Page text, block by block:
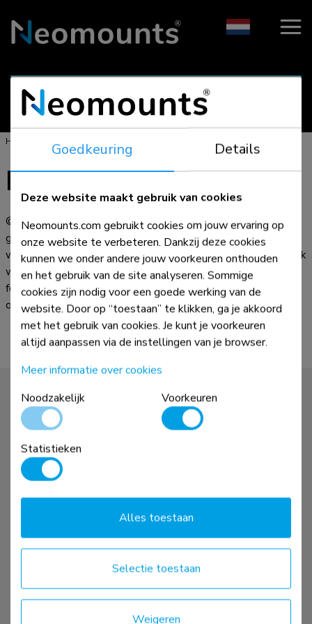
- Bevestigingsoplossingen voor AV & IT -
Home >
Disclaimer
© Alle rechten voorbehouden. Hoewel alles in het werk is
gesteld om de nauwkeurigheid van de informatie op deze
website te garanderen, kan Neomounts niet verantwoordelijk
worden gehouden voor eventuele onnauwkeurigheden,
fouten of weglatingen. De afbeeldingen en informatie zijn
onder voorbehoud van wijzigingen en niet bindend.
Screenfitter
Sales materialen
Contact
Carrière
Goedkeuring Details
Deze website maakt gebruik van cookies
Neomounts.com gebruikt cookies om jouw ervaring op
onze website te verbeteren. Dankzij deze cookies
kunnen we onder andere jouw voorkeuren onthouden
en het gebruik van de site analyseren. Sommige
cookies zijn nodig voor een goede werking van de
website. Door op “toestaan” te klikken, ga je akkoord
met het gebruik van cookies. Je kunt je voorkeuren
altijd aanpassen via de instellingen van je browser.
Meer informatie over cookies
Noodzakelijk
Voorkeuren
Statistieken
Weigeren
Selectie toestaan
Alles toestaan